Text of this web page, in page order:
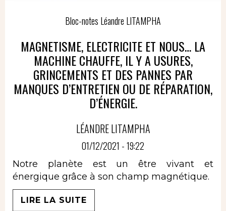
Bloc-notes Léandre LITAMPHA
MAGNETISME, ELECTRICITE ET NOUS… LA
MACHINE CHAUFFE, IL Y A USURES,
GRINCEMENTS ET DES PANNES PAR
MANQUES D’ENTRETIEN OU DE RÉPARATION,
D’ÉNERGIE.
LÉANDRE LITAMPHA
01/12/2021 - 19:22
Notre planète est un être vivant et
énergique grâce à son champ magnétique.
LIRE LA SUITE